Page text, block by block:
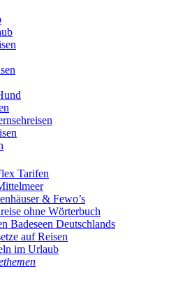
Tarifen
& Fewo’s
ohne Wörterbuch
Badeseen Deutschlands
auf Reisen
im Urlaub